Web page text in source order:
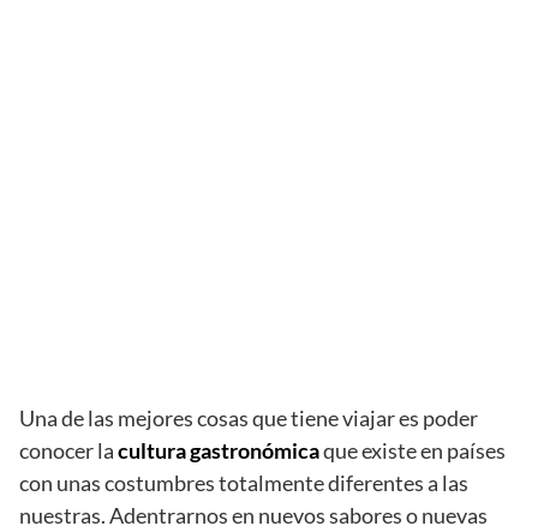
Una de las mejores cosas que tiene viajar es poder
conocer lacultura gastronómicaque existe en países
con unas costumbres totalmente diferentes a las
nuestras. Adentrarnos en nuevos sabores o nuevas